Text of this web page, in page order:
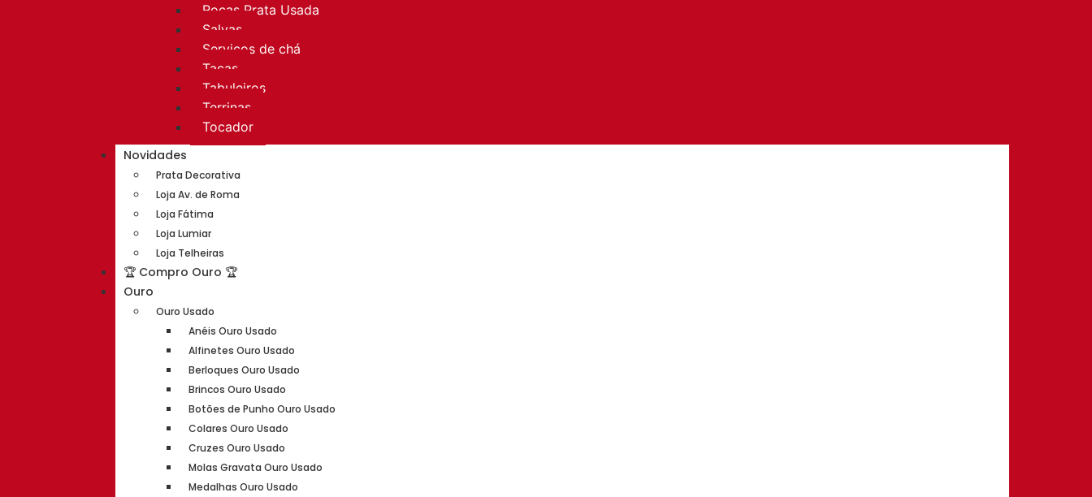
Rocas Prata Usada
Salvas
Serviços de chá
Taças
Tabuleiros
Terrinas
Tocador
Novidades
Prata Decorativa
Loja Av. de Roma
Loja Fátima
Loja Lumiar
Loja Telheiras
🏆 Compro Ouro 🏆
Ouro
Ouro Usado
Anéis Ouro Usado
Alfinetes Ouro Usado
Berloques Ouro Usado
Brincos Ouro Usado
Botões de Punho Ouro Usado
Colares Ouro Usado
Cruzes Ouro Usado
Molas Gravata Ouro Usado
Medalhas Ouro Usado